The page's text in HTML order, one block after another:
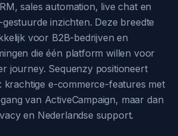
sales automation, live chat en
inzichten. Deze breedte
voor B2B-bedrijven en
die één platform willen voor
journey. Sequenzy positioneert
krachtige e-commerce-features met
van ActiveCampaign, maar dan
en Nederlandse support.